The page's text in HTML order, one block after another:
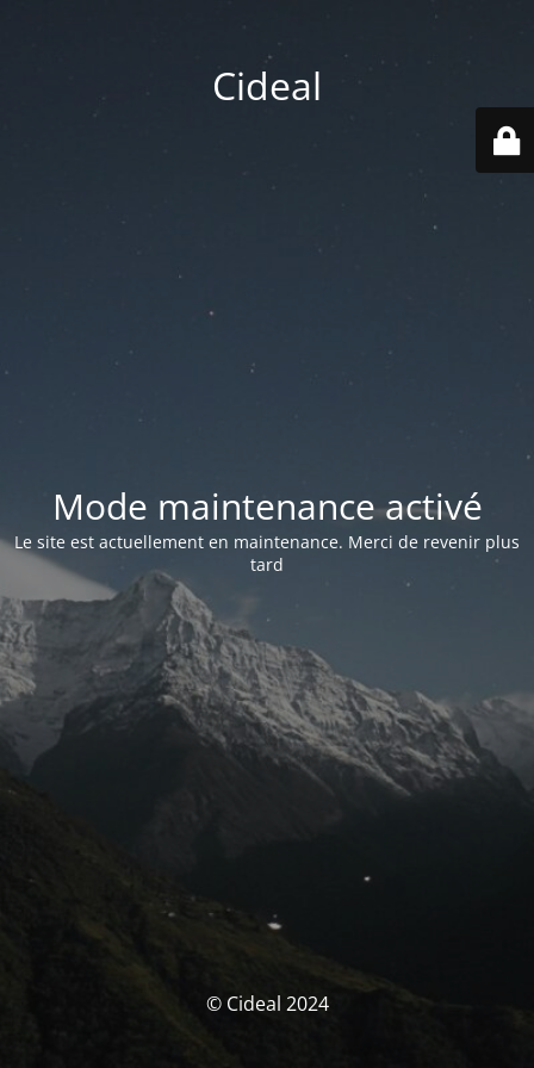
Cideal
Mode maintenance activé
Le site est actuellement en maintenance. Merci de revenir plus
tard
© Cideal 2024